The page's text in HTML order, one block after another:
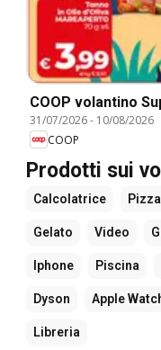
COOP volantino
31/07/2026- 10/08/2026
COOP
Prodotti sui
Calcolatrice Pizza
Gelato Video
Iphone Piscina
Dyson Apple
Libreria